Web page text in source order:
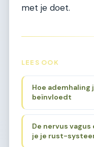
met je doet.
LEES OOK
Hoe
beïnvloedt
De nervus
je je rust-